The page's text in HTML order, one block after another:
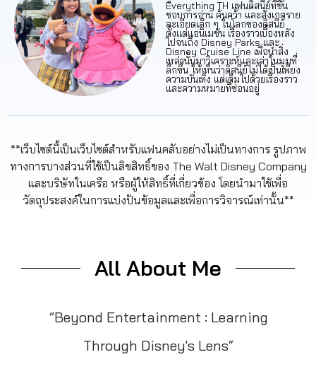
Everything TH แฟนดิสนีย์ที่ชื่น
ชอบการอ่าน ค้นคว้า และสังเกตราย
ละเอียดเล็ก ๆ ในโลกของดิสนีย์
ตั้งแต่แอนิเมชัน เรื่องราวเบื้องหลัง
ไปจนถึง Disney Parks และ
Disney Cruise Line เพื่อนำสิ่ง
เหล่านั้นมาวิเคราะห์และเล่าในมุมที่
ลึกขึ้น ให้เห็นว่าดิสนีย์ไม่ได้เป็นเพียง
ความบันเทิง แต่เต็มไปด้วยเรื่องราว
และความหมายที่ซ่อนอยู่
**เว็บไซต์นี้เป็นเว็บไซต์สำหรับแฟนคลับอย่างไม่เป็นทางการ รูปภาพ
ทางการบางส่วนที่ใช้เป็นลิขสิทธิ์ของ The Walt Disney Company
และบริษัทในเครือ หรือผู้ให้สิทธิ์ที่เกี่ยวข้อง โดยนำมาใช้เพื่อ
วัตถุประสงค์ในการแบ่งปันข้อมูลและเพื่อการวิจารณ์เท่านั้น**
All About Me
”Beyond Entertainment : Learning
Through Disney's Lens“